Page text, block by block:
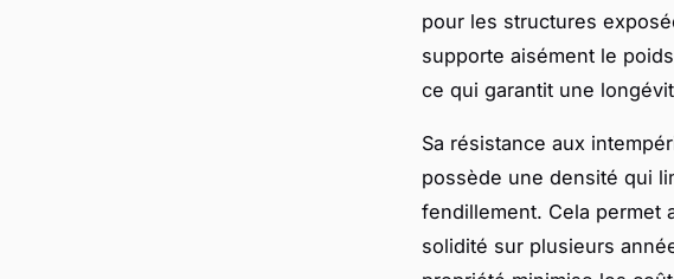
pour les structures
supporte aisément le
ce qui garantit une
Sa résistance aux
possède une densité qui
fendillement. Cela permet
solidité sur plusieurs